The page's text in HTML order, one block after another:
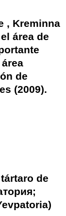
, Kreminna
área de
de
(2009).
tártaro de
)